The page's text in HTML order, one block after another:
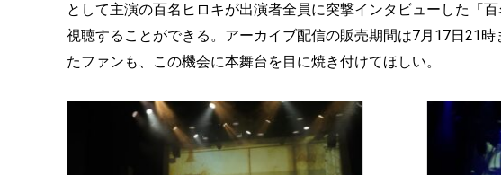
として主演の百名ヒロキが出演者全員に突撃インタビューした「
視聴することができる。アーカイブ配信の販売期間は7月17日21
たファンも、この機会に本舞台を目に焼き付けてほしい。